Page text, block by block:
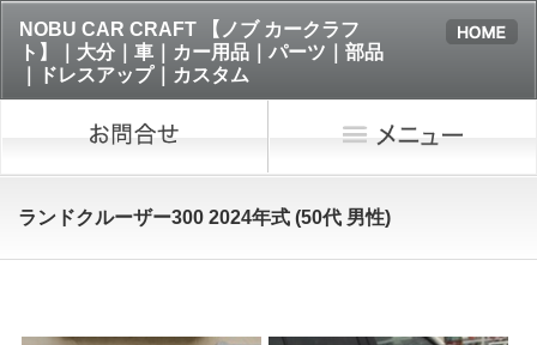
NOBU CAR CRAFT 【ノブ カークラフ
ト】｜大分｜車｜カー用品｜パーツ｜部品
｜ドレスアップ｜カスタム
ランドクルーザー300 2024年式 (50代 男性)